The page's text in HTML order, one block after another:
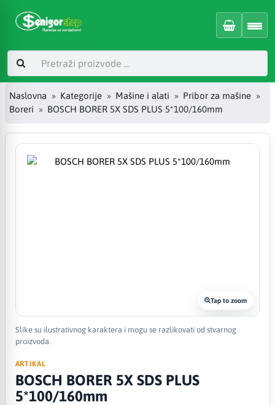
Naslovna Kategorije Mašine i alati
Pribor za mašine
Boreri
BOSCH BORER 5X SDS PLUS 5*100/160mm
Tap to zoom
Slike su ilustrativnog karaktera i mogu se razlikovati od stvarnog
proizvoda.
ARTIKAL
BOSCH BORER 5X SDS PLUS
5*100/160mm